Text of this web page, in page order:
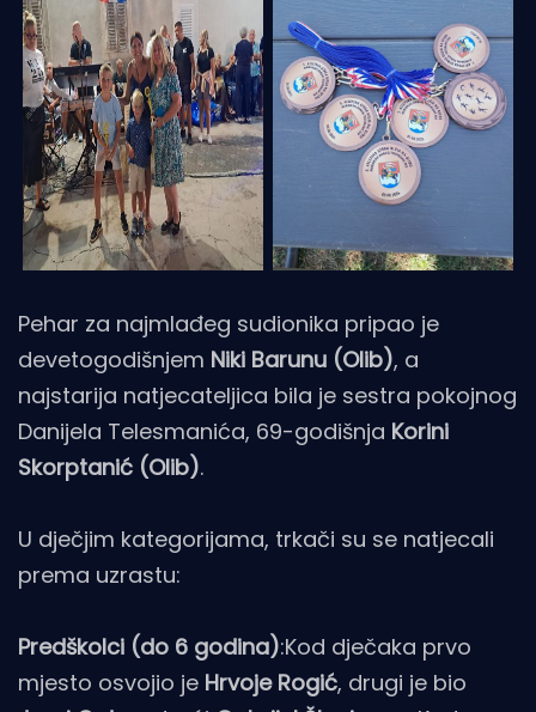
Pehar za najmlađeg sudionika pripao je
devetogodišnjem Niki Barunu (Olib), a
najstarija natjecateljica bila je sestra pokojnog
Danijela Telesmanića, 69-godišnja Korini
Skorptanić (Olib).
U dječjim kategorijama, trkači su se natjecali
prema uzrastu:
Predškolci (do 6 godina):Kod dječaka prvo
mjesto osvojio je Hrvoje Rogić, drugi je bio